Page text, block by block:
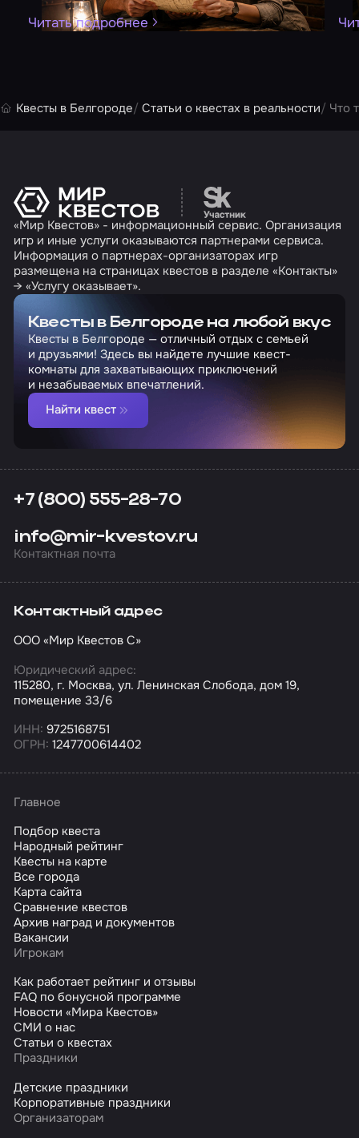
Читать подробнее
Квесты в Белгороде Статьи о квестах в реальности Что
Перейти на сайт
«Мир Квестов» - информационный сервис. Организация
игр и иные услуги оказываются партнерами сервиса.
Информация о партнерах-организаторах игр
размещена на страницах квестов в разделе «Контакты»
→ «Услугу оказывает».
Квесты в Белгороде на любой вкус
Квесты в Белгороде — отличный отдых с семьей
и друзьями! Здесь вы найдете лучшие квест-
комнаты для захватывающих приключений
и незабываемых впечатлений.
Найти квест
+7 (800) 555-28-70
info@mir-kvestov.ru
Контактная почта
Контактный адрес
ООО «Мир Квестов С»
Юридический адрес:
115280, г. Москва, ул. Ленинская Слобода, дом 19,
помещение 33/6
ИНН: 9725168751
ОГРН: 1247700614402
Главное
Подбор квеста
Народный рейтинг
Квесты на карте
Все города
Карта сайта
Сравнение квестов
Архив наград и документов
Вакансии
Игрокам
Как работает рейтинг и отзывы
FAQ по бонусной программе
Новости «Мира Квестов»
СМИ о нас
Статьи о квестах
Праздники
Детские праздники
Корпоративные праздники
Организаторам